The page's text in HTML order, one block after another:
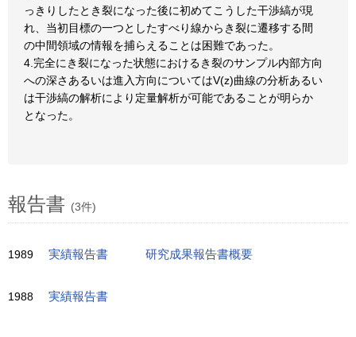
っきりしたとき裂になった後に初めてこうした干渉縞が現
れ、当初目標の一つとしたすべり線からき裂に遷移する間
の中間領域の情報を捕らえることは困難であった。
4.完全にき裂になった状態におけるき裂のサンプル内部方向
への深さあるいは進入方向についてはV(z)曲線の分析あるい
は干渉縞の解析により定量解析が可能であることが明らか
となった。
報告書 (3件)
1989 実績報告書 研究成果報告書概要
1988 実績報告書